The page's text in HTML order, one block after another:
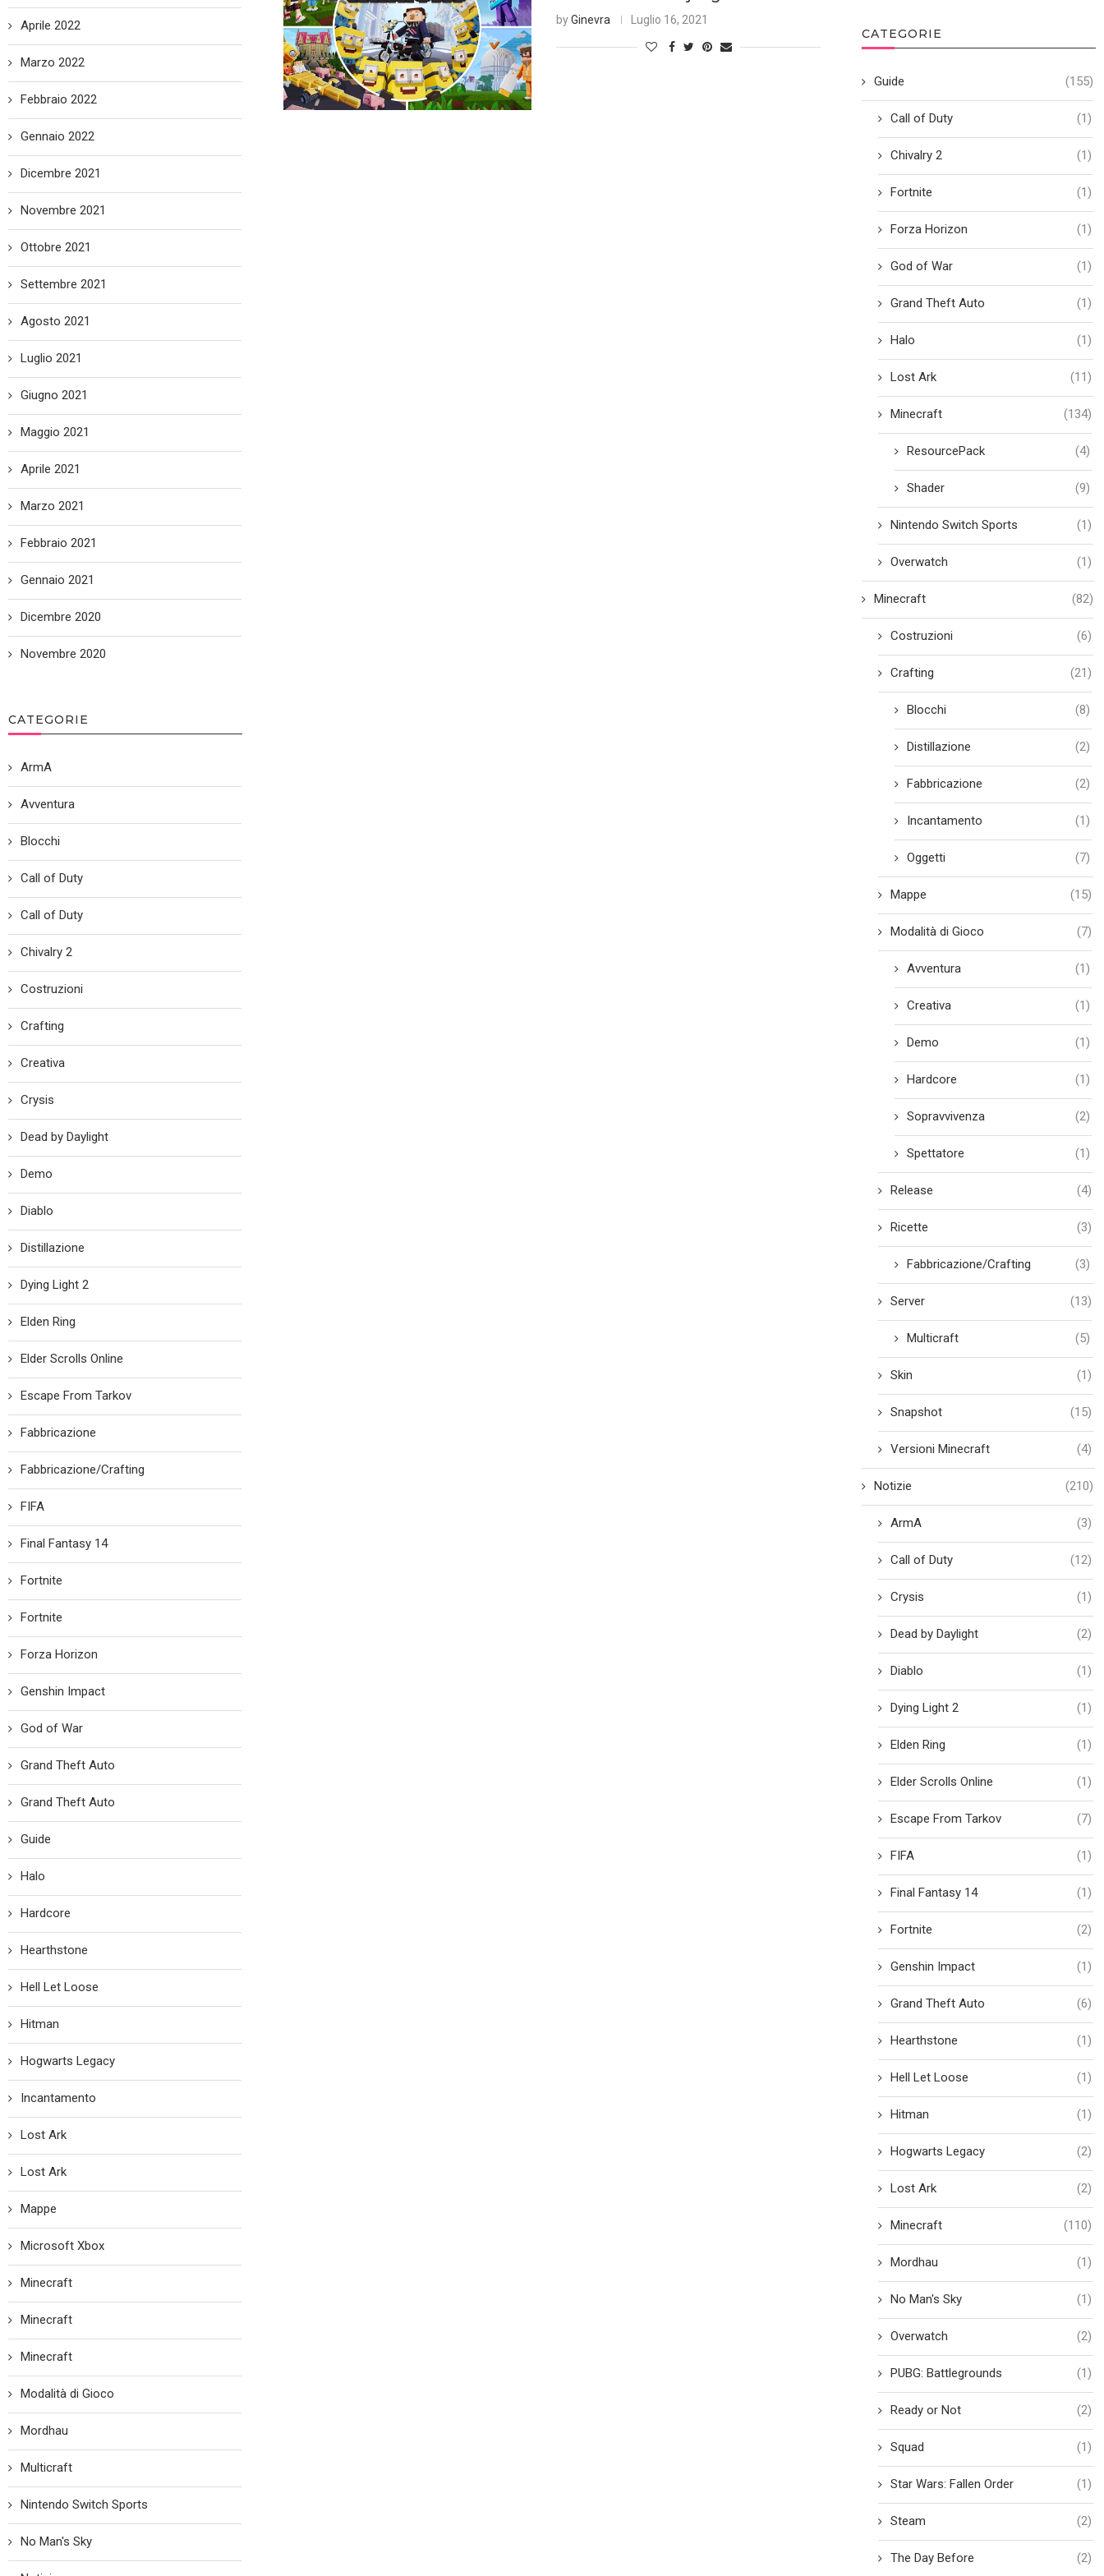
byGinevra Luglio 16, 2021
CATEGORIE
Guide (155)
Call of Duty (1)
Chivalry 2 (1)
Fortnite (1)
Forza Horizon (1)
God of War (1)
Grand Theft Auto (1)
Halo (1)
Lost Ark (11)
Minecraft (134)
ResourcePack (4)
Shader (9)
Nintendo Switch Sports (1)
Overwatch (1)
Minecraft (82)
Costruzioni (6)
Crafting (21)
Blocchi (8)
Distillazione (2)
Fabbricazione (2)
Incantamento (1)
Oggetti (7)
Mappe (15)
Modalità di Gioco (7)
Avventura (1)
Creativa (1)
Demo (1)
Hardcore (1)
Sopravvivenza (2)
Spettatore (1)
Release (4)
Ricette (3)
Fabbricazione/Crafting (3)
Server (13)
Multicraft (5)
Skin (1)
Snapshot (15)
Versioni Minecraft (4)
Notizie (210)
ArmA (3)
Call of Duty (12)
Crysis (1)
Dead by Daylight (2)
Diablo (1)
Dying Light 2 (1)
Elden Ring (1)
Elder Scrolls Online (1)
Escape From Tarkov (7)
FIFA (1)
Final Fantasy 14 (1)
Fortnite (2)
Genshin Impact (1)
Grand Theft Auto (6)
Hearthstone (1)
Hell Let Loose (1)
Hitman (1)
Hogwarts Legacy (2)
Lost Ark (2)
Minecraft (110)
Mordhau (1)
No Man's Sky (1)
Overwatch (2)
PUBG: Battlegrounds (1)
Ready or Not (2)
Squad (1)
Star Wars: Fallen Order (1)
Steam (2)
The Day Before (2)
Aprile 2022
Marzo 2022
Febbraio 2022
Gennaio 2022
Dicembre 2021
Novembre 2021
Ottobre 2021
Settembre 2021
Agosto 2021
Luglio 2021
Giugno 2021
Maggio 2021
Aprile 2021
Marzo 2021
Febbraio 2021
Gennaio 2021
Dicembre 2020
Novembre 2020
CATEGORIE
ArmA
Avventura
Blocchi
Call of Duty
Call of Duty
Chivalry 2
Costruzioni
Crafting
Creativa
Crysis
Dead by Daylight
Demo
Diablo
Distillazione
Dying Light 2
Elden Ring
Elder Scrolls Online
Escape From Tarkov
Fabbricazione
Fabbricazione/Crafting
FIFA
Final Fantasy 14
Fortnite
Fortnite
Forza Horizon
Genshin Impact
God of War
Grand Theft Auto
Grand Theft Auto
Guide
Halo
Hardcore
Hearthstone
Hell Let Loose
Hitman
Hogwarts Legacy
Incantamento
Lost Ark
Lost Ark
Mappe
Microsoft Xbox
Minecraft
Minecraft
Minecraft
Modalità di Gioco
Mordhau
Multicraft
Nintendo Switch Sports
No Man's Sky